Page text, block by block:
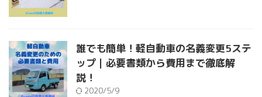
誰でも簡単！軽自動車の名義変更5ステ
ップ｜必要書類から費用まで徹底解
説！
2020/5/9